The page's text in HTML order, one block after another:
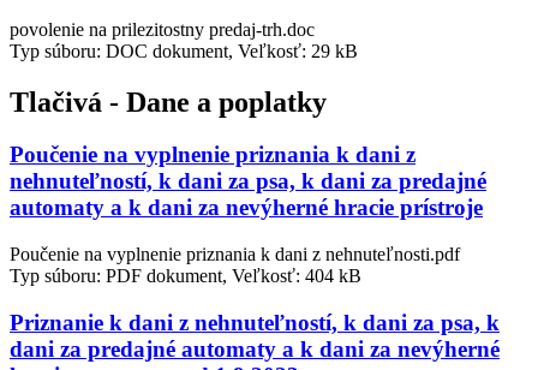
povolenie na prilezitostny predaj-trh.doc
Typ súboru: DOC dokument, Veľkosť: 29 kB
Tlačivá - Dane a poplatky
Poučenie na vyplnenie priznania k dani z
nehnuteľností, k dani za psa, k dani za predajné
automaty a k dani za nevýherné hracie prístroje
Poučenie na vyplnenie priznania k dani z nehnuteľnosti.pdf
Typ súboru: PDF dokument, Veľkosť: 404 kB
Priznanie k dani z nehnuteľností, k dani za psa, k
dani za predajné automaty a k dani za nevýherné